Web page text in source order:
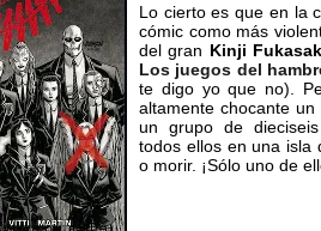
Lo cierto es que en la
cómic como más
del gran Kinji
Los juegos del
te digo yo que no).
altamente chocante
un grupo de dieciseis
todos ellos en una isla
o morir. ¡Sólo uno de